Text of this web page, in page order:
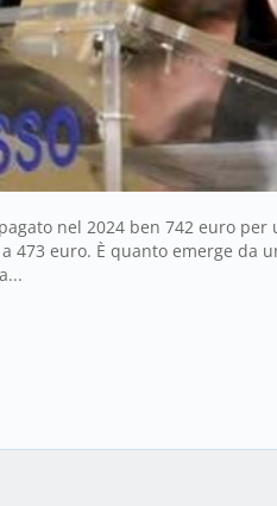
nel 2024 ben 742 euro
473 euro. È quanto emerge da